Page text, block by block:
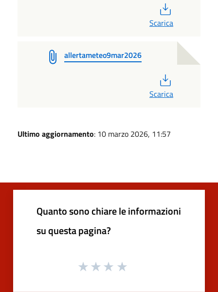
Scarica
allertameteo9mar2026
Scarica
Ultimo aggiornamento: 10 marzo 2026, 11:57
Quanto sono chiare le informazioni
su questa pagina?